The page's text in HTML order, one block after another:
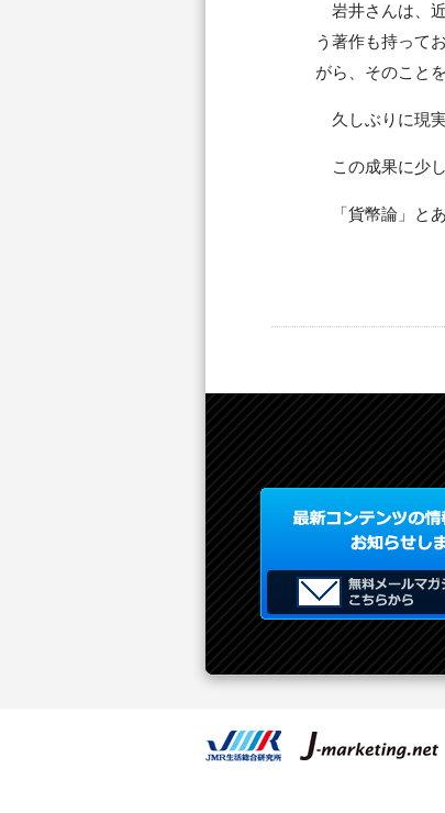
岩井さんは、
う著作も持って
がら、そのこと
久しぶりに現
この成果に少
「貨幣論」とあ